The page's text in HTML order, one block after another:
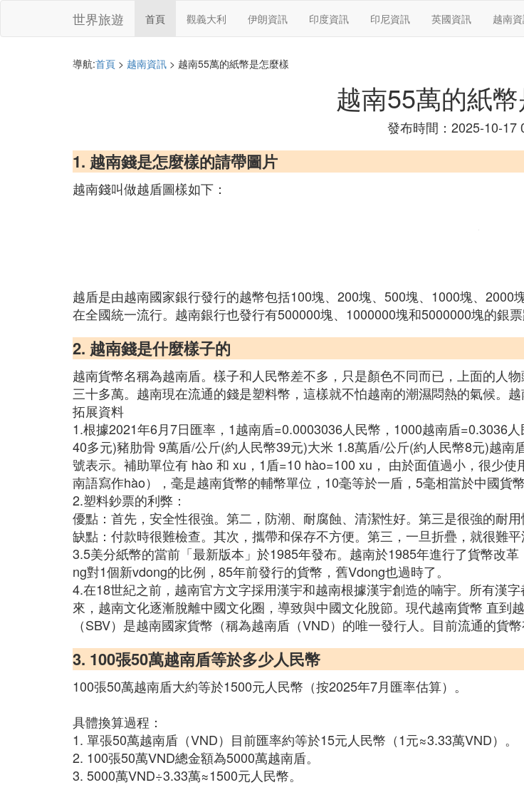
世界旅遊 首頁 觀義大利 伊朗資訊 印度資訊 印尼資訊 英國資訊 越南
導航:首頁 > 越南資訊 > 越南55萬的紙幣是怎麼樣
越南55萬的紙
發布時間：2025-10-17
1. 越南錢是怎麼樣的請帶圖片
越南錢叫做越盾圖樣如下：
越盾是由越南國家銀行發行的越幣包括100塊、200塊、500塊、1000塊、
在全國統一流行。越南銀行也發行有500000塊、1000000塊和5000000塊的銀票
2. 越南錢是什麼樣子的
越南貨幣名稱為越南盾。樣子和人民幣差不多，只是顏色不同而已，上面的人
三十多萬。越南現在流通的錢是塑料幣，這樣就不怕越南的潮濕悶熱的氣候。
拓展資料
1.根據2021年6月7日匯率，1越南盾=0.0003036人民幣，1000越南盾=0.3036
40多元)豬肋骨 9萬盾/公斤(約人民幣39元)大米 1.8萬盾/公斤(約人民幣8元)越
號表示。補助單位有 hào 和 xu，1盾=10 hào=100 xu， 由於面值過小，很少
南語寫作hào），毫是越南貨幣的輔幣單位，10毫等於一盾，5毫相當於中國貨幣
2.塑料鈔票的利弊：
優點：首先，安全性很強。第二，防潮、耐腐蝕、清潔性好。第三是很強的耐用
缺點：付款時很難檢查。其次，攜帶和保存不方便。第三，一旦折疊，就很難平
3.5美分紙幣的當前「最新版本」於1985年發布。越南於1985年進行了貨幣改
ng對1個新vdong的比例，85年前發行的貨幣，舊Vdong也過時了。
4.在18世紀之前，越南官方文字採用漢宇和越南根據漢宇創造的喃宇。所有漢
來，越南文化逐漸脫離中國文化圈，導致與中國文化脫節。現代越南貨幣 直
（SBV）是越南國家貨幣（稱為越南盾（VND）的唯一發行人。目前流通的貨
3. 100張50萬越南盾等於多少人民幣
100張50萬越南盾大約等於1500元人民幣（按2025年7月匯率估算）。
具體換算過程：
1. 單張50萬越南盾（VND）目前匯率約等於15元人民幣（1元≈3.33萬VND）。
2. 100張50萬VND總金額為5000萬越南盾。
3. 5000萬VND÷3.33萬≈1500元人民幣。